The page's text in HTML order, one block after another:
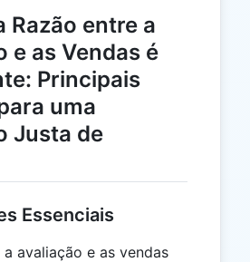
Razão entre a
e as Vendas é
Principais
uma
Justa de
Essenciais
avaliação e as vendas